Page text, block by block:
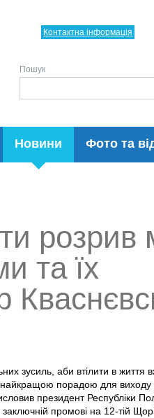
Новини Фото та
Контактна інформація
Пошук
розрив
та їх
зусиль, аби втілити в життя
порадою для виходу
президент Республіки
промові на 12-тій